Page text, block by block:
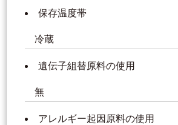
保存温度帯
冷蔵
遺伝子組替原料の使用
無
アレルギー起因原料の使用